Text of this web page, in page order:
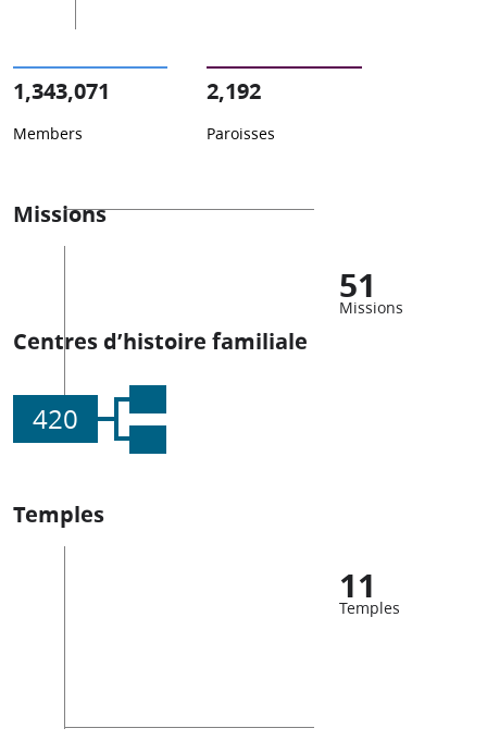
1,343,071
Members
2,192
Paroisses
Missions
51
Missions
Centres d’histoire familiale
420
Temples
11
Temples